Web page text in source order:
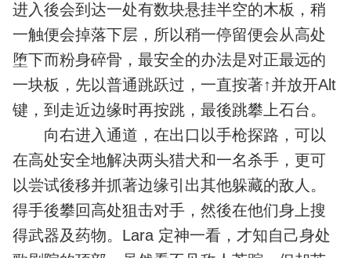
进入後会到达一处有数块悬挂半空的木板，稍
一触便会掉落下层，所以稍一停留便会从高处
堕下而粉身碎骨，最安全的办法是对正最远的
一块板，先以普通跳跃过，一直按著↑并放开Alt
键，到走近边缘时再按跳，最後跳攀上石台。
向右进入通道，在出口以手枪探路，可以
在高处安全地解决两头猎犬和一名杀手，更可
以尝试後移并抓著边缘引出其他躲藏的敌人。
得手後攀回高处狙击对手，然後在他们身上搜
得武器及药物。Lara 定神一看，才知自己身处